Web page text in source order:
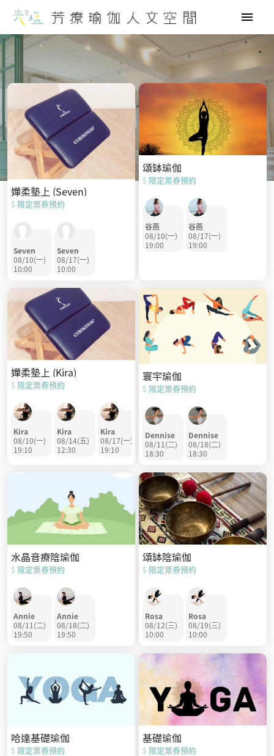
芳
療
瑜
伽
文
空
間
全部活動
嬋柔墊上 (Seven)
$ 限定票券預約
Seven
08/10(一)
10:00
Seven
08/17(一)
10:00
頌缽瑜伽
$ 限定票券預約
谷燕
08/10(一)
19:00
谷燕
08/17(一)
19:00
嬋柔墊上 (Kira)
$ 限定票券預約
Kira
08/10(一)
19:10
Kira
08/14(五)
12:30
Kira
08/17(一)
19:10
Kira
08/21(五)
12:30
寰宇瑜伽
$ 限定票券預約
Dennise
08/11(二)
18:30
Dennise
08/18(二)
18:30
水晶音療陰瑜伽
$ 限定票券預約
Annie
08/11(二)
19:50
Annie
08/18(二)
19:50
頌缽陰瑜伽
$ 限定票券預約
Rosa
08/12(三)
10:00
Rosa
08/19(三)
10:00
哈達基礎瑜伽
$ 限定票券預約
基礎瑜伽
$ 限定票券預約